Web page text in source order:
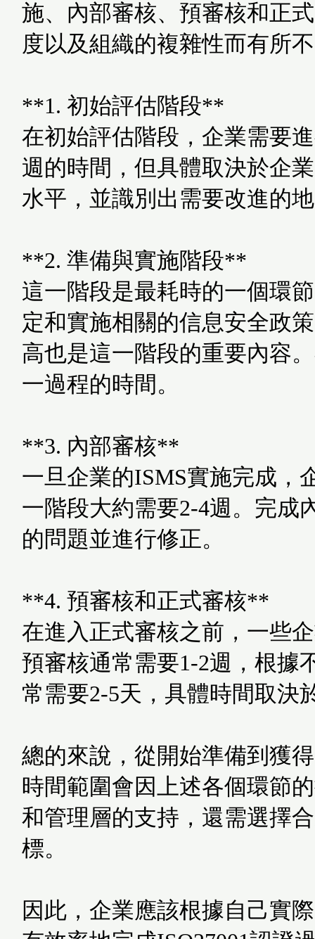
施、內部審核、預審核和正
度以及組織的複雜性而有所
**1. 初始評估階段**
在初始評估階段，企業需要
週的時間，但具體取決於企
水平，並識別出需要改進的
**2. 準備與實施階段**
這一階段是最耗時的一個環
定和實施相關的信息安全政
高也是這一階段的重要內容
一過程的時間。
**3. 內部審核**
一旦企業的ISMS實施完成，
一階段大約需要2-4週。完成
的問題並進行修正。
**4. 預審核和正式審核**
在進入正式審核之前，一些
預審核通常需要1-2週，根據
常需要2-5天，具體時間取決
總的來說，從開始準備到獲
時間範圍會因上述各個環節
和管理層的支持，還需選擇
標。
因此，企業應該根據自己實